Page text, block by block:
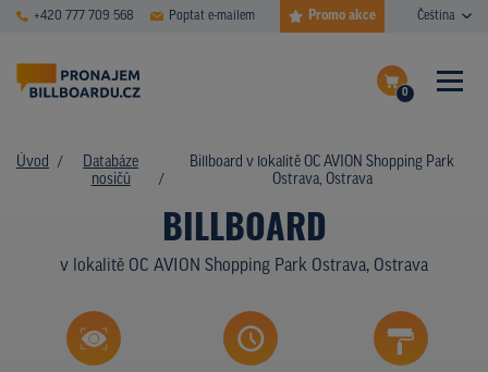
+420 777 709 568 Poptat e-mailem Promo akce Čeština
0
Dokončit poptávku
ČASTÉ DOTAZY
PLOCHY V AKCI
TYPY NOSIČŮ
Úvod
Databáze
nosičů
Billboard v lokalitě OC AVION Shopping Park
Ostrava, Ostrava
BILLBOARD
v lokalitě OC AVION Shopping Park Ostrava, Ostrava